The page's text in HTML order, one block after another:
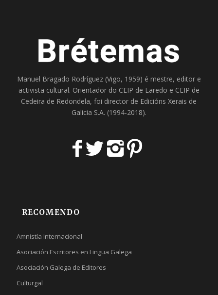
Manuel Bragado Rodríguez (Vigo, 1959) é mestre, editor e
activista cultural. Orientador do CEIP de Laredo e CEIP de
Cedeira de Redondela, foi director de Edicións Xerais de
Galicia S.A. (1994-2018).
RECOMENDO
Amnistía Internacional
Asociación Escritores en Lingua Galega
Asociación Galega de Editores
Culturgal